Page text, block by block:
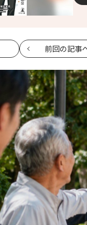
前回の記事